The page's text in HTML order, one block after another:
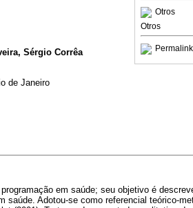
Otros
Otros
Permalink
Sérgio Corrêa
de Janeiro
em saúde; seu objetivo é
saúde. Adotou-se como referencial teórico-